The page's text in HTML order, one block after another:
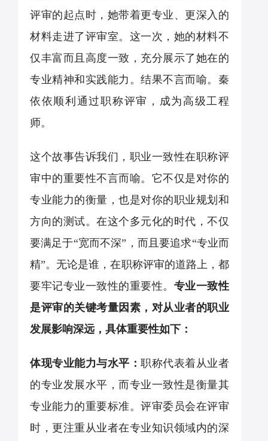
评审的起点时，她带着更专业、更深入的
材料走进了评审室。这一次，她的材料不
仅丰富而且高度一致，充分展示了她在的
专业精神和实践能力。结果不言而喻。秦
依依顺利通过职称评审，成为高级工程
师。
这个故事告诉我们，职业一致性在职称评
审中的重要性不言而喻。它不仅是对你的
专业能力的衡量，也是对你的职业规划和
方向的测试。在这个多元化的时代，不仅
要满足于“宽而不深”，而且要追求“专业而
精”。无论是谁，在职称评审的道路上，都
要牢记专业一致性的重要性。 专业一致性
是评审的关键考量因素，对从业者的职业
发展影响深远，具体重要性如下：
体现专业能力与水平：职称代表着从业者
的专业发展水平，而专业一致性是衡量其
专业能力的重要标准。评审委员会在评审
时，更注重从业者在专业知识领域内的深